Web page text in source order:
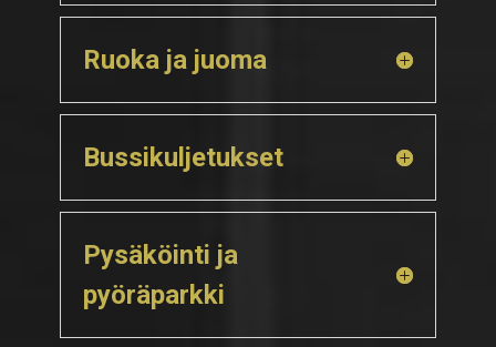
Ruoka ja juoma
Bussikuljetukset
Pysäköinti ja
pyöräparkki